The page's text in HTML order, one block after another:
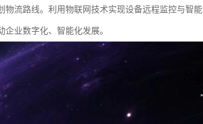
流路线。利用物联网技术实现设备远程监控与智能
业数字化、智能化发展。​